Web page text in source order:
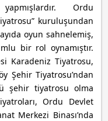
Ordu
kuruluşundan
oyun sahnelemiş,
bir rol oynamıştır.
Karadeniz Tiyatrosu,
Şehir Tiyatrosu’ndan
şehir tiyatrosu olma
Ordu Devlet
Merkezi Binası’nda